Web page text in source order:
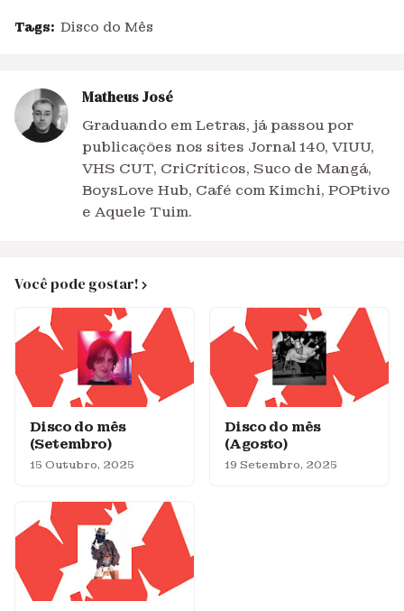
Tags: Disco do Mês
Matheus José
Graduando em Letras, já passou por
publicações nos sites Jornal 140, VIUU,
VHS CUT, CriCríticos, Suco de Mangá,
BoysLove Hub, Café com Kimchi, POPtivo
e Aquele Tuim.
Você pode gostar!
Disco do mês
(Setembro)
15 Outubro, 2025
Disco do mês
(Agosto)
19 Setembro, 2025